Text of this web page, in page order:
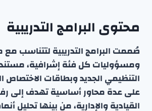
محتوى البرامج التدريبية
صُممت البرامج التدريبية لتتناسب
ومسؤوليات كل فئة إشرافية،
التنظيمي الجديد وبطاقات
على عدة محاور أساسية تهدف إلى
القيادية والإدارية، من بينها تحليل